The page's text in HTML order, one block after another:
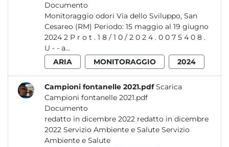
Documento
Monitoraggio odori Via dello Sviluppo, San
Cesareo (RM) Periodo: 15 maggio al 19 giugno
2024 2 P r o t . 1 8 / 1 0 / 2 0 2 4 . 0 0 7 5 4 0 8 .
U - - a...
ARIA
MONITORAGGIO 2024
Campioni fontanelle 2021.pdf Scarica
Campioni fontanelle 2021.pdf
Documento
redatto in dicembre 2022 redatto in dicembre
2022 Servizio Ambiente e Salute Servizio
Ambiente e Salute